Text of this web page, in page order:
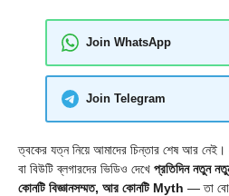
Join WhatsApp
Join Telegram
ত্বকের যত্ন নিয়ে আমাদের চিন্তার শেষ আর নেই।
বা বিউটি ব্লগারদের ভিডিও দেখে প্রতিদিন নতুন
কোনটি বিজ্ঞানসম্মত, আর কোনটি Myth — তা